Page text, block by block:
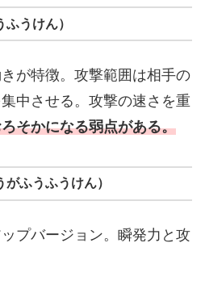
うけん）
が特徴。攻撃範囲は相手の
中させる。攻撃の速さを重
そかになる弱点がある。
ふうふうけん）
プバージョン。瞬発力と攻